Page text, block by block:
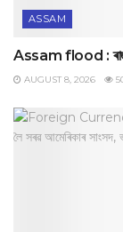
ASSAM
Assam flood :
AUGUST 8, 2026